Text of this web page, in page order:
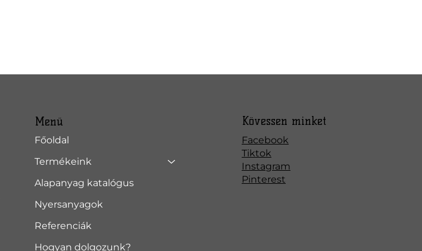
Menü
Főoldal
Termékeink
Alapanyag katalógus
Nyersanyagok
Referenciák
Hogyan dolgozunk?
Facebook
Tiktok
Instagram
Pinterest
Kövessen minket